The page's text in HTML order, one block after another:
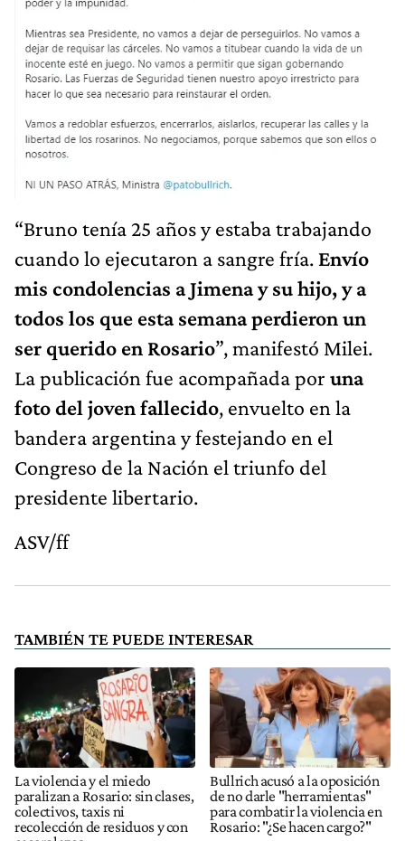
“Bruno tenía 25 años y estaba trabajando
cuando lo ejecutaron a sangre fría. Envío
mis condolencias a Jimena y su hijo, y a
todos los que esta semana perdieron un
ser querido en Rosario”, manifestó Milei.
La publicación fue acompañada por una
foto del joven fallecido, envuelto en la
bandera argentina y festejando en el
Congreso de la Nación el triunfo del
presidente libertario.
ASV/ff
TAMBIÉN TE PUEDE INTERESAR
La violencia y el miedo
paralizan a Rosario: sin clases,
colectivos, taxis ni
recolección de residuos y con
Bullrich acusó a la oposición
de no darle "herramientas"
para combatir la violencia en
Rosario: "¿Se hacen cargo?"